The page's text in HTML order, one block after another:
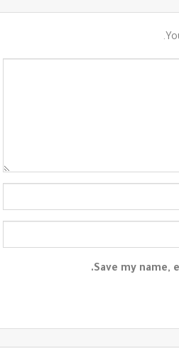
Save my name,